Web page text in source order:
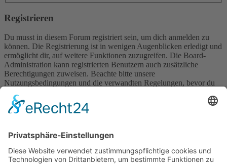
Registrieren
Du musst in diesem Forum registriert sein, um dich anmelden zu
können. Die Registrierung ist in wenigen Augenblicken erledigt und
ermöglicht dir, auf weitere Funktionen zuzugreifen. Die Board-
Administration kann registrierten Benutzern auch zusätzliche
Berechtigungen zuweisen. Beachte bitte unsere
Nutzungsbedingungen und die verwandten Regelungen, bevor du
wenn du dich in diesem Board bewegst.